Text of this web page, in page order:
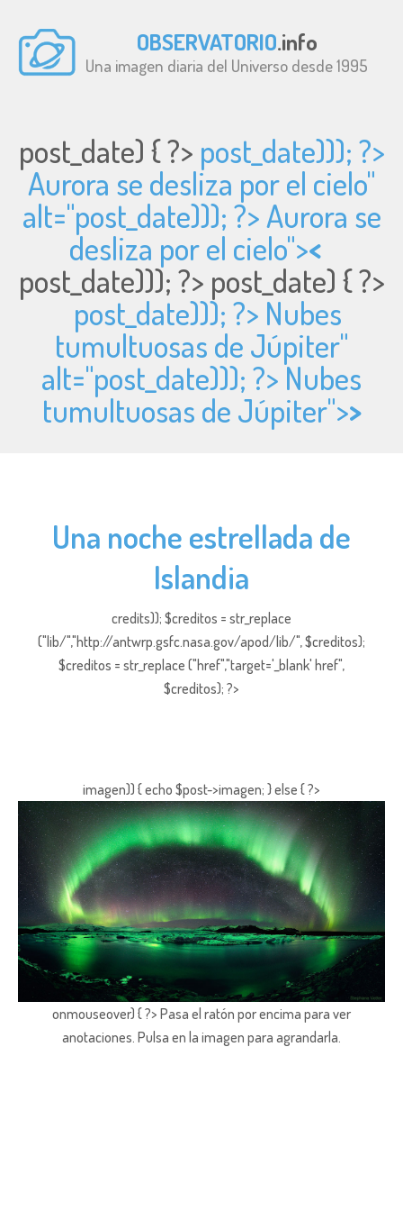
OBSERVATORIO.info
Una imagen diaria del Universo desde 1995
post_date) { ?> post_date))); ?>
Aurora se desliza por el cielo"
alt="post_date))); ?> Aurora se
desliza por el cielo"><
post_date))); ?> post_date) { ?>
post_date))); ?> Nubes
tumultuosas de Júpiter"
alt="post_date))); ?> Nubes
tumultuosas de Júpiter">>
Una noche estrellada de
Islandia
credits)); $creditos = str_replace
("lib/","http://antwrp.gsfc.nasa.gov/apod/lib/", $creditos);
$creditos = str_replace ("href","target='_blank' href",
$creditos); ?>
imagen)) { echo $post->imagen; } else { ?>
onmouseover) { ?> Pasa el ratón por encima para ver
anotaciones. Pulsa en la imagen para agrandarla.